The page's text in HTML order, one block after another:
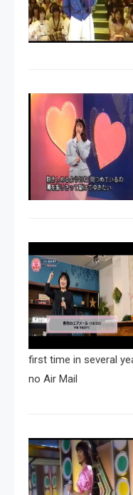
first time in several
no Air Mail